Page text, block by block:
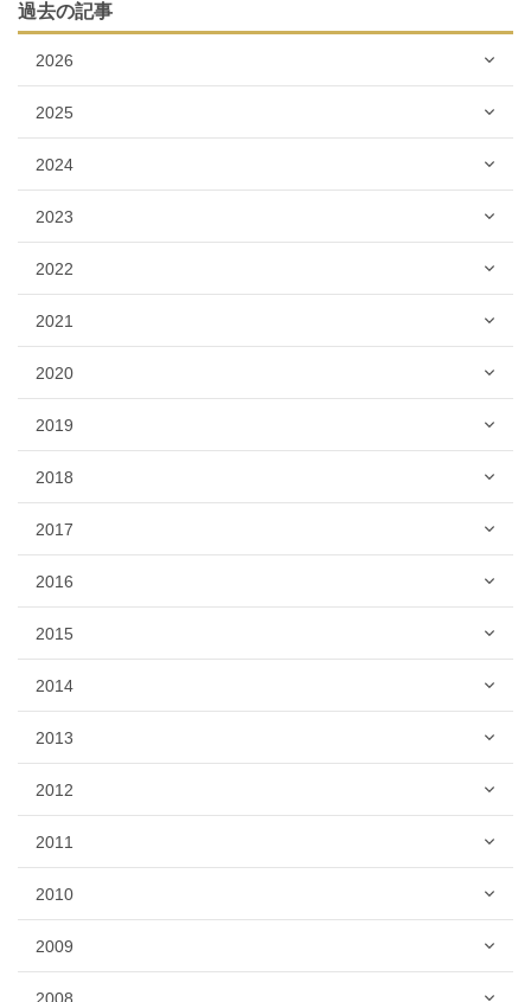
過去の記事
2026
2025
2024
2023
2022
2021
2020
2019
2018
2017
2016
2015
2014
2013
2012
2011
2010
2009
2008